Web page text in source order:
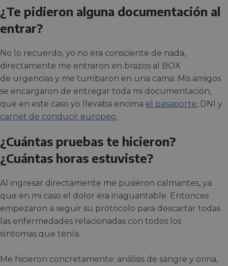
¿Te pidieron alguna documentación al
entrar?
No lo recuerdo, yo no era consciente de nada,
directamente me entraron en brazos al BOX
de urgencias y me tumbaron en una cama. Mis amigos
se encargaron de entregar toda mi documentación,
que en este caso yo llevaba encima el pasaporte, DNI y
carnet de conducir europeo.
¿Cuántas pruebas te hicieron?
¿Cuántas horas estuviste?
Al ingresar directamente me pusieron calmantes, ya
que en mi caso el dolor era inaguantable. Entonces
empezaron a seguir su protocolo para descartar todas
las enfermedades relacionadas con todos los
síntomas que tenía.
Me hicieron concretamente: análisis de sangre y orina,